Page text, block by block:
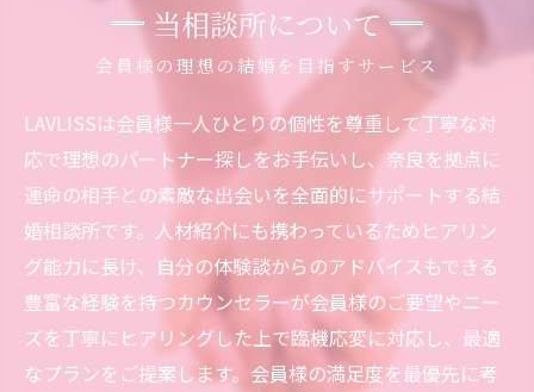
会員様の理想の結婚を目指すサービス
当相談所について
LAVLISSは会員様一人ひとりの個性を尊重して丁寧な対
応で理想のパートナー探しをお手伝いし、奈良を拠点に
運命の相手との素敵な出会いを全面的にサポートする結
婚相談所です。人材紹介にも携わっているためヒアリン
グ能力に長け、自分の体験談からのアドバイスもできる
豊富な経験を持つカウンセラーが会員様のご要望やニー
ズを丁寧にヒアリングした上で臨機応変に対応し、最適
なプランをご提案します。会員様の満足度を最優先に考